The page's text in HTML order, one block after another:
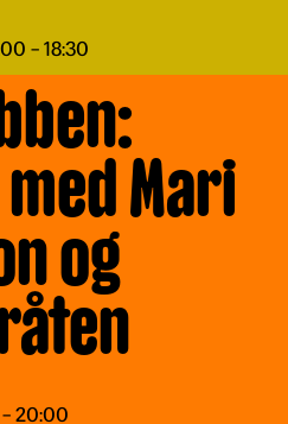
– 18:30
Mari
og
– 20:00